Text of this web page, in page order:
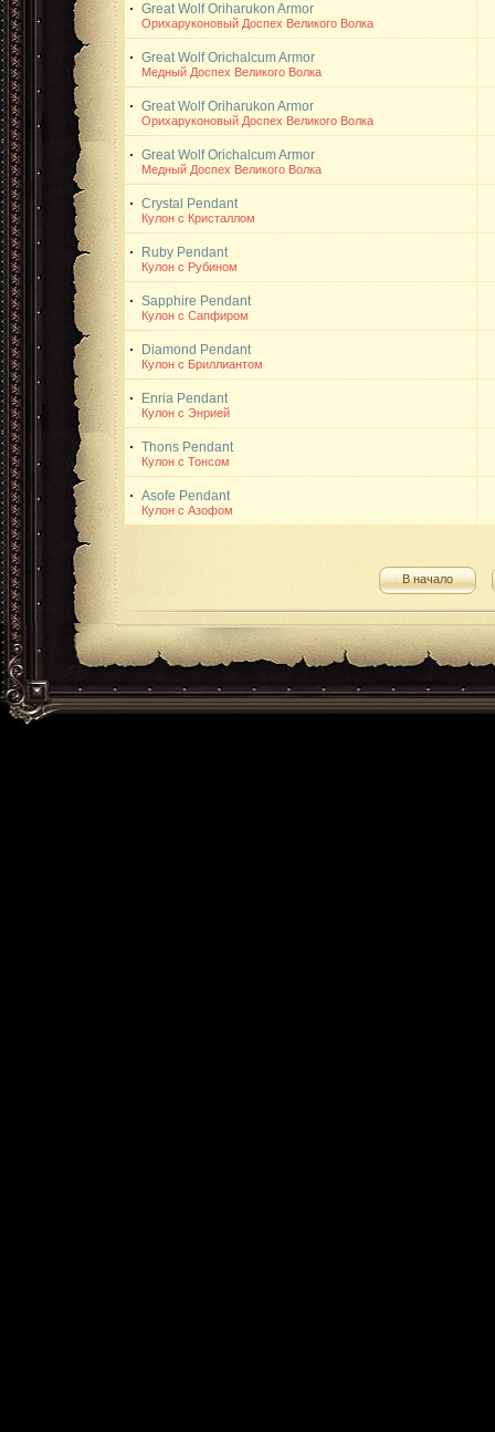
Great Wolf Oriharukon Armor
Орихаруконовый Доспех Великого Волка
Great Wolf Orichalcum Armor
Медный Доспех Великого Волка
Great Wolf Oriharukon Armor
Орихаруконовый Доспех Великого Волка
Great Wolf Orichalcum Armor
Медный Доспех Великого Волка
Crystal Pendant
Кулон с Кристаллом
Ruby Pendant
Кулон с Рубином
Sapphire Pendant
Кулон с Сапфиром
Diamond Pendant
Кулон с Бриллиантом
Enria Pendant
Кулон с Энрией
Thons Pendant
Кулон с Тонсом
Asofe Pendant
Кулон с Азофом
В начало